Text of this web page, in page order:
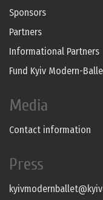
Sponsors
Partners
Informational Partners
Fund Kyiv Modern-
Media
Contact information
Press